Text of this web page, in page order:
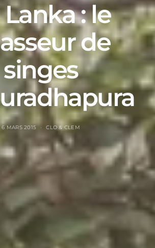
Lanka : le
de
singes
6 MARS 2015 CLO & CLEM